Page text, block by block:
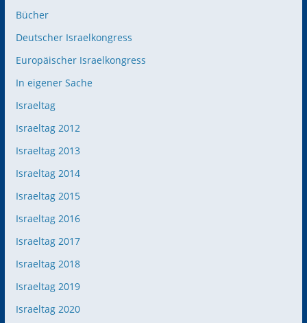
Bücher
Deutscher Israelkongress
Europäischer Israelkongress
In eigener Sache
Israeltag
Israeltag 2012
Israeltag 2013
Israeltag 2014
Israeltag 2015
Israeltag 2016
Israeltag 2017
Israeltag 2018
Israeltag 2019
Israeltag 2020